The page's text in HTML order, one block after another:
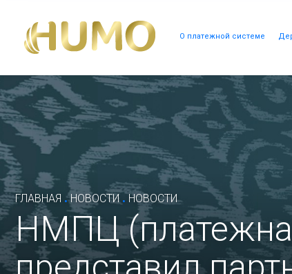
О платежной системе
ГЛАВНАЯ . НОВОСТИ .НОВОСТИ
НМПЦ